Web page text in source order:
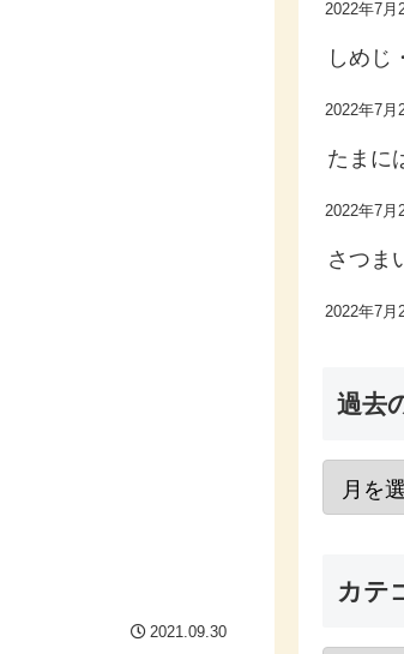
2021.09.30
2022年7月
しめじ
2022年7月
たまに
2022年7月
さつま
2022年7月
過去
カテ